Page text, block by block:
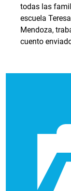
todas las
escuela
Mendoza,
cuento